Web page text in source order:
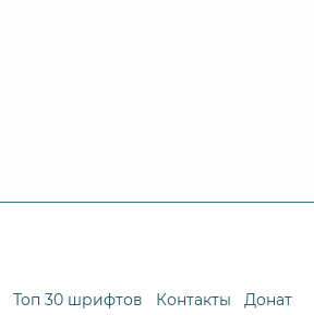
Топ 30 шрифтов Контакты Донат